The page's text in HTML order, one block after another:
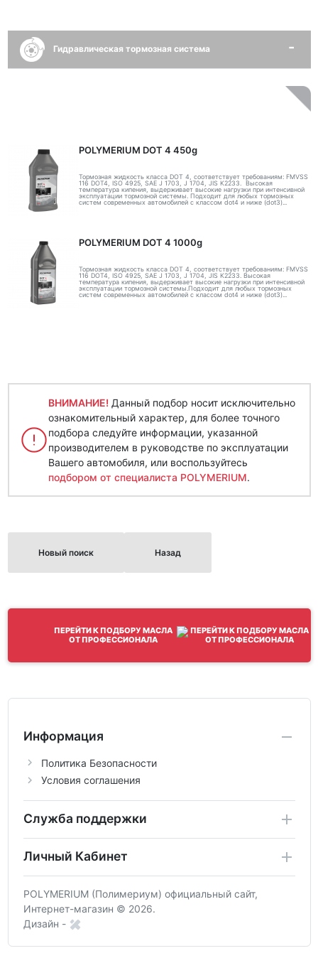
Гидравлическая тормозная система
POLYMERIUM DOT 4 450g
Тормозная жидкость класса DOT 4, соответствует требованиям: FMVSS
116 DOT4, ISO 4925, SAE J 1703, J 1704, JIS K2233. Высокая
температура кипения, выдерживает высокие нагрузки при интенсивной
эксплуатации тормозной системы. Подходит для любых тормозных
систем современных автомобилей с классом dot4 и ниже (dot3)...
POLYMERIUM DOT 4 1000g
Тормозная жидкость класса DOT 4, соответствует требованиям: FMVSS
116 DOT4, ISO 4925, SAE J 1703, J 1704, JIS K2233. Высокая
температура кипения, выдерживает высокие нагрузки при интенсивной
эксплуатации тормозной системы.Подходит для любых тормозных
систем современных автомобилей с классом dot4 и ниже (dot3)...
ВНИМАНИЕ! Данный подбор носит исключительно
ознакомительный характер, для более точного
подбора следуйте информации, указанной
производителем в руководстве по эксплуатации
Вашего автомобиля, или воспользуйтесь
подбором от специалиста POLYMERIUM.
Новый поиск Назад
ПЕРЕЙТИ К ПОДБОРУ МАСЛА
ОТ ПРОФЕССИОНАЛА
Информация
Политика Безопасности
Условия соглашения
Служба поддержки
Личный Кабинет
POLYMERIUM (Полимериум) официальный сайт,
Интернет-магазин © 2026.
Дизайн -